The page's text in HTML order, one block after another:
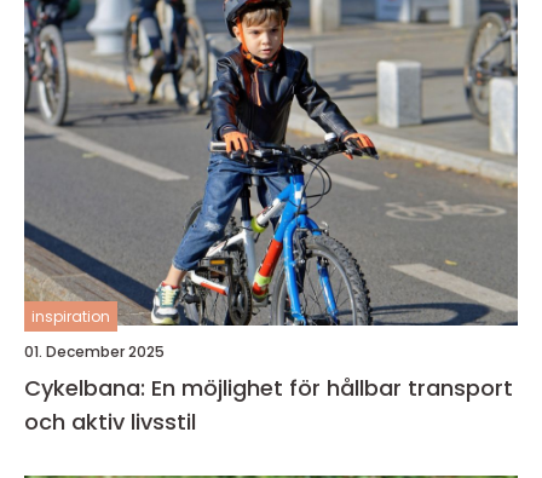
inspiration
01. December 2025
Cykelbana: En möjlighet för hållbar transport
och aktiv livsstil